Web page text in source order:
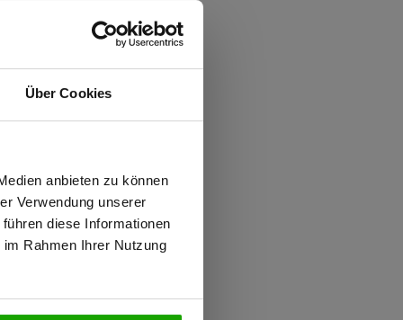
Über Cookies
anbieten zu können
Verwendung unserer
diese Informationen
Rahmen Ihrer Nutzung